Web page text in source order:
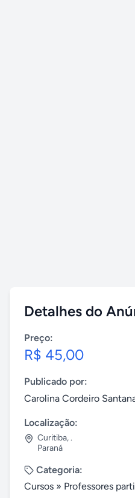
Detalhes do
Preço:
R$ 45,00
Publicado por:
Carolina Cordeiro
Localização:
Curitiba,.
Paraná
Categoria:
Cursos » Professores